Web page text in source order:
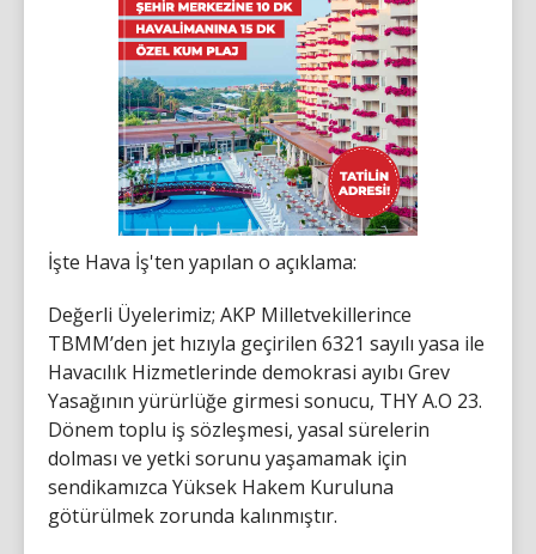
İşte Hava İş'ten yapılan o açıklama:
Değerli Üyelerimiz; AKP Milletvekillerince
TBMM’den jet hızıyla geçirilen 6321 sayılı yasa ile
Havacılık Hizmetlerinde demokrasi ayıbı Grev
Yasağının yürürlüğe girmesi sonucu, THY A.O 23.
Dönem toplu iş sözleşmesi, yasal sürelerin
dolması ve yetki sorunu yaşamamak için
sendikamızca Yüksek Hakem Kuruluna
götürülmek zorunda kalınmıştır.